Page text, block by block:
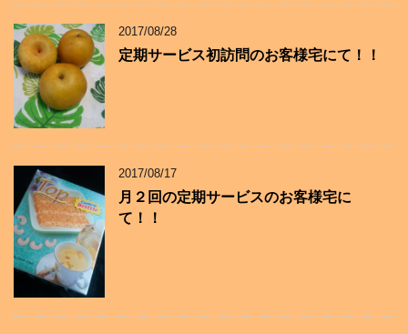
2017/08/28
定期サービス初訪問のお客様宅にて！！
2017/08/17
月２回の定期サービスのお客様宅に
て！！